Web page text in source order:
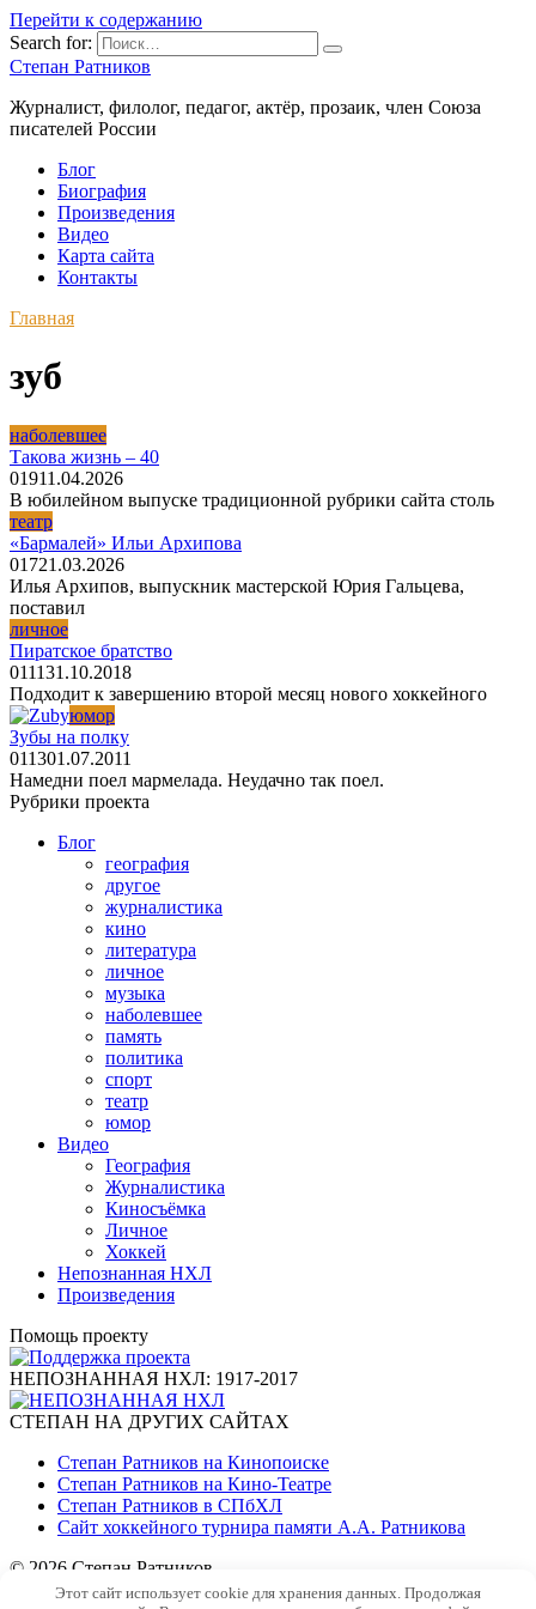
Перейти к содержанию
Search for:
Степан Ратников
Журналист, филолог, педагог, актёр, прозаик, член Союза
писателей России
Блог
Биография
Произведения
Видео
Карта сайта
Контакты
Главная
зуб
наболевшее
Такова жизнь – 40
01911.04.2026
В юбилейном выпуске традиционной рубрики сайта столь
театр
«Бармалей» Ильи Архипова
01721.03.2026
Илья Архипов, выпускник мастерской Юрия Гальцева,
поставил
личное
Пиратское братство
011131.10.2018
Подходит к завершению второй месяц нового хоккейного
юмор
Зубы на полку
011301.07.2011
Намедни поел мармелада. Неудачно так поел.
Рубрики проекта
Блог
география
другое
журналистика
кино
литература
личное
музыка
наболевшее
память
политика
спорт
театр
юмор
Видео
География
Журналистика
Киносъёмка
Личное
Хоккей
Непознанная НХЛ
Произведения
Помощь проекту
НЕПОЗНАННАЯ НХЛ: 1917-2017
СТЕПАН НА ДРУГИХ САЙТАХ
Степан Ратников на Кинопоиске
Степан Ратников на Кино-Театре
Степан Ратников в СПбХЛ
Сайт хоккейного турнира памяти А.А. Ратникова
© 2026 Степан Ратников
ХостингBeget
Этот сайт использует cookie для хранения данных. Продолжая